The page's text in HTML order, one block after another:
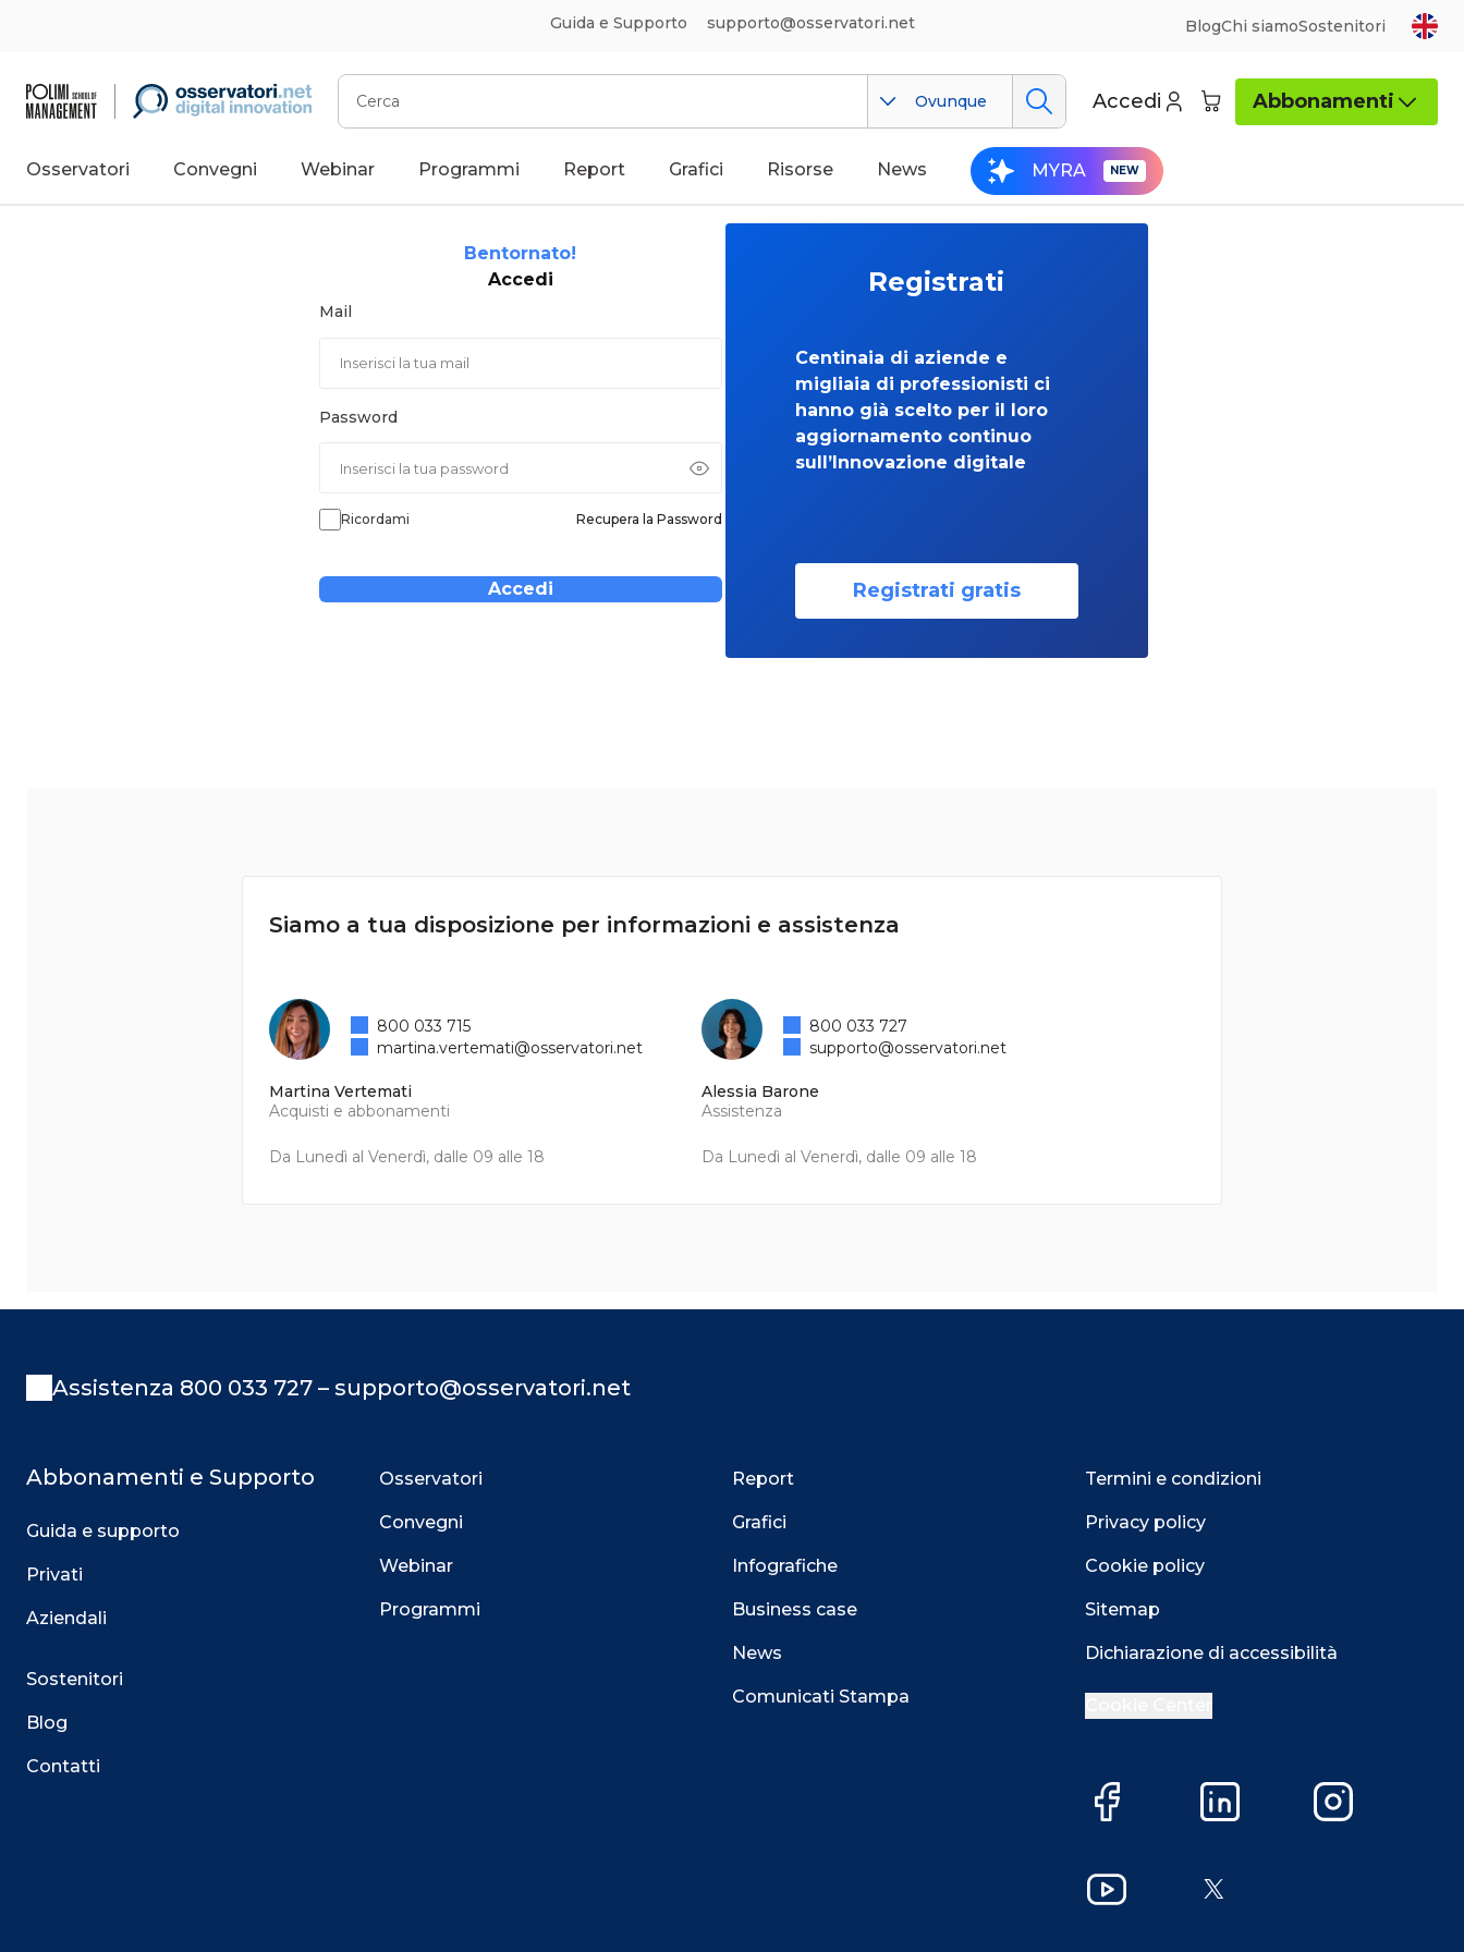
Guida e Supporto supporto@osservatori.net BlogChi siamoSostenitori
Cerca
Ovunque Accedi Abbonamenti
Osservatori Convegni Webinar Programmi Report Grafici Risorse News MYRA
Bentornato!
Accedi
Mail
Password
Ricordami Recupera la Password
Accedi
Registrati
Centinaia di aziende e
migliaia di professionisti ci
hanno già scelto per il loro
aggiornamento continuo
sull’Innovazione digitale
Registrati gratis
Siamo a tua disposizione per informazioni e assistenza
Martina Vertemati
Acquisti e abbonamenti
Da Lunedì al Venerdì, dalle 09 alle 18
800 033 715
martina.vertemati@osservatori.net
Alessia Barone
Assistenza
Da Lunedì al Venerdì, dalle 09 alle 18
800 033 727
supporto@osservatori.net
Assistenza 800 033 727 – supporto@osservatori.net
Abbonamenti e Supporto
Guida e supporto
Privati
Aziendali
Sostenitori
Blog
Contatti
Osservatori
Convegni
Webinar
Programmi
Report
Grafici
Infografiche
Business case
News
Comunicati Stampa
Termini e condizioni
Privacy policy
Cookie policy
Sitemap
Dichiarazione di accessibilità
Facebook LinkedIn Instagram
YouTube X
Accetta Più opzioni